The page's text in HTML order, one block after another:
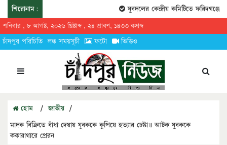
শিরোনাম: যুবদলের কেন্দ্রীয় কমিটিতে ফরিদগঞ্জের
শনিবার , ৮ আগস্ট, ২০২৬ খ্রিষ্টাব্দ , ২৪ শ্রাবণ, ১৪৩৩ বঙ্গাব্দ
চাঁদপুর পরিচিতি লঞ্চ সময়সূচী ফটো ভিডিও
হোম / জাতীয় /
মাদক বিক্রিতে বাঁধা দেয়ায় যুবককে কুপিয়ে হত্যার চেষ্টা॥ আটক যুবককে
ককারাগারে প্রেরন